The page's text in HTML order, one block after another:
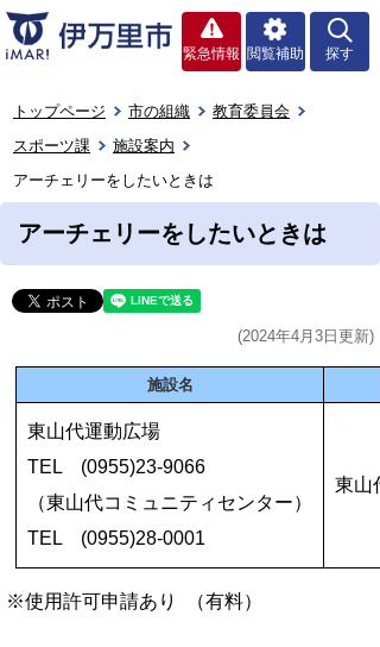
緊急情報 閲覧補助 探す
トップページ 市の組織
教育委員会
スポーツ課
施設案内
アーチェリーをしたいときは
アーチェリーをしたいときは
(2024年4月3日更新)
施設名
東山代運動広場
TEL (0955)23-9066
（東山代コミュニティセンター）
TEL (0955)28-0001
東山
※使用許可申請あり （有料）